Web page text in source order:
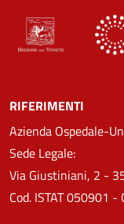
RIFERIMENTI
Azienda Ospedale-
Sede Legale:
Via Giustiniani, 2 -
Cod. ISTAT 050901